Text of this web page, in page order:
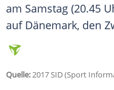
am Samstag (20.45
auf Dänemark, den
Quelle:2017 SID (Sport